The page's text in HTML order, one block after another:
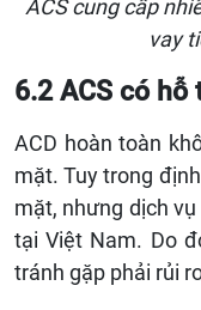
ACS cung cấp
vay
6.2 ACS có
ACD hoàn toàn
mặt. Tuy trong
mặt, nhưng dịch
tại Việt Nam. Do
tránh gặp phải rủi